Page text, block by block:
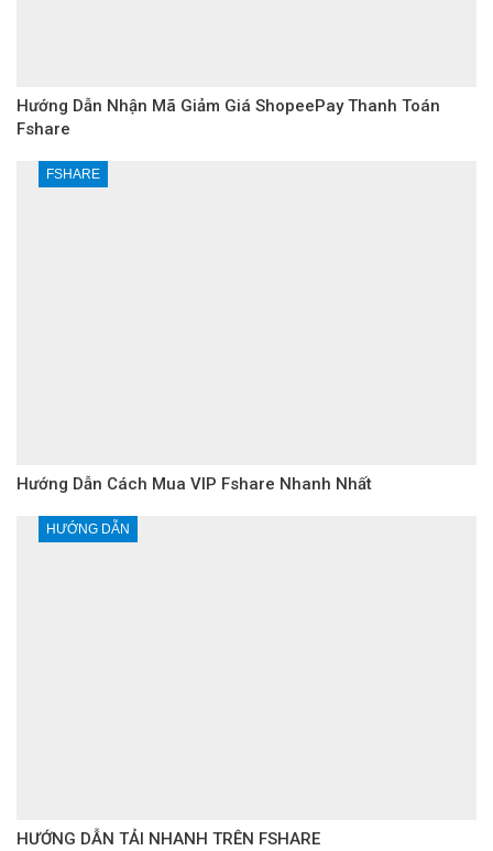
Hướng Dẫn Nhận Mã Giảm Giá ShopeePay Thanh Toán
Fshare
FSHARE
Hướng Dẫn Cách Mua VIP Fshare Nhanh Nhất
HƯỚNG DẪN
HƯỚNG DẪN TẢI NHANH TRÊN FSHARE